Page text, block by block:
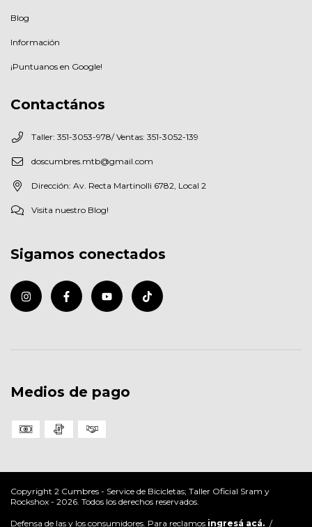
Blog
Información
¡Puntuanos en Google!
Contactános
Taller: 351-3053-978/ Ventas: 351-3052-139
doscumbres.mtb@gmail.com
Dirección: Av. Recta Martinolli 6782, Local 2
Visita nuestro Blog!
Sigamos conectados
Medios de pago
Copyright 2 Cumbres - Service de Bicicletas; Taller Oficial Sram y
Rockshox - 2026. Todos los derechos reservados.
Defensa de las y los consumidores. Para reclamos ingresá acá. /